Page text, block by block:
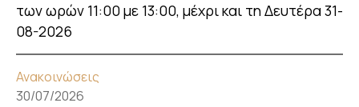
των ωρών 11:00 με 13:00, μέχρι και τη Δευτέρα 31-
08-2026
Ανακοινώσεις
30/07/2026